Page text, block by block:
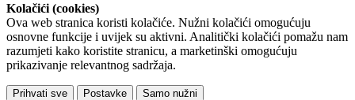
Kolačići (cookies)
Ova web stranica koristi kolačiće. Nužni kolačići omogućuju
osnovne funkcije i uvijek su aktivni. Analitički kolačići pomažu nam
razumjeti kako koristite stranicu, a marketinški omogućuju
prikazivanje relevantnog sadržaja.
Prihvati sve Postavke Samo nužni